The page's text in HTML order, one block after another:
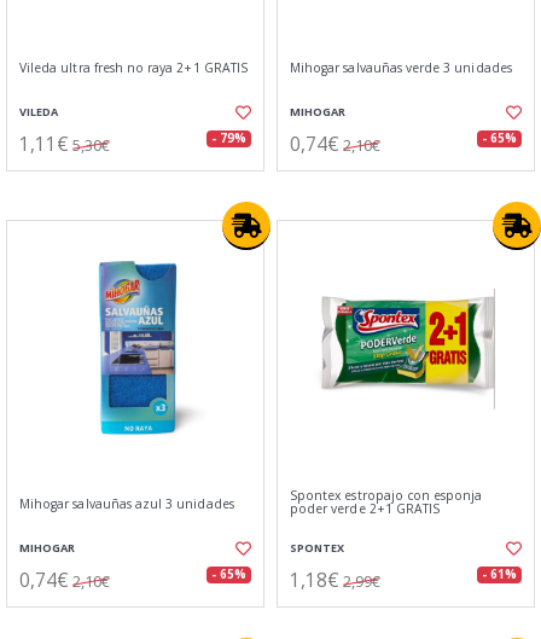
Vileda ultra fresh no raya 2+1 GRATIS
VILEDA
1,11€ 5,30€ - 79%
Mihogar salvauñas verde 3 unidades
MIHOGAR
0,74€ 2,10€ - 65%
Mihogar salvauñas azul 3 unidades
MIHOGAR
0,74€ 2,10€ - 65%
Spontex estropajo con esponja
poder verde 2+1 GRATIS
SPONTEX
1,18€ 2,99€ - 61%